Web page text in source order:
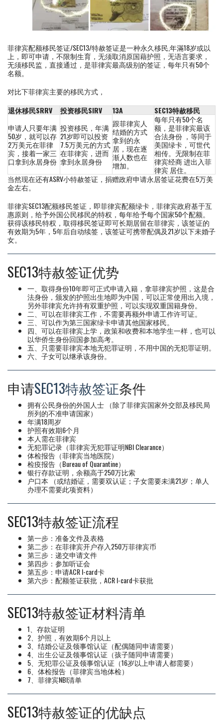
菲律宾配额移民签证/SEC13/特赦签证是一种永久移民,年滿18岁或以
上，即可申请，不限制生育，无须取消原国藉护照，无语言要求，
无须移民监，直接通过，是菲律宾最高级别的签证，每年只有50个
名额。
对比下菲律宾主要的移民方式，
退休移民SRRV
投资移民SIRV 13A
SEC13特赦移民
申请人只要年满
50岁，就可以存
2万美元在菲律
宾，接着一家三
口拿到永居身份
投资移民，年满
21岁即可以投资
7.5万美元的方式
在菲律宾，进而
拿到永居身份
跟菲律宾人
结婚的方式
拿到的永
居，现在逐
渐人数也在
增加。
每年只有50个名
额，是菲律宾最该
合法身份 ，等同于
美国绿卡，可世代
相传。无限制在菲
律宾经商 进出入菲
律宾 居住。
当然现在还有ASRV小特赦签证，捐赠政府申请永居签证花费在5万美
金左右。
菲律宾SEC13配额移民签证，即菲律宾配额绿卡，菲律宾政府基于互
惠原则，给予外国公民移民的特权，每年给予每个国家50个配额。
获得该移民特权，取得移民签证即可长期居留在菲律宾，该签证的
有效期为5年，5年后自动续签，该签证可携带配偶及21岁以下未婚子
女。
SEC13特赦签证优势
一、取得身份10年即可正式申请入籍，拿菲律宾护照，这是合
法身份，颁发的护照出生地即为中国，可以正常使用出入境，
另外菲律宾允许持有双重护照，可以实现双重国籍身份。
二、可以在菲律宾工作，不需要再额外申请工作许可证。
三、可以作为第三国家绿卡申请其他国家移民。
四、可以在菲律宾上学，政策和收费和本地学生一样，也可以
以华侨生身份回国参加高考。
五、只需要菲律宾本地无犯罪证明，不用中国的无犯罪证明。
六、子女可以继承该身份。
申请SEC13特赦签证条件
拥有公民身份的外国人士 （除了菲律宾国家外交部及移民局
所列的不准申请国家）
年满18周岁
护照有效期6个月
本人需在菲律宾
无犯罪记录（菲律宾无犯罪证明NBI Clearance）
体检报告（菲律宾当地医院）
检疫报告（Bureau of Quarantine）
银行存款证明，余额高于250万比索
户口本 （或结婚证，需要双认证；子女需要未满21岁；单人
办理不需要此项资料）
SEC13特赦签证流程
第一步：准备文件及表格
第二步：在菲律宾开户存入250万菲律宾币
第三步：递交申请文件
第四步：参加听证会
第五步：申请ACR I-card卡
第六步：配额签证获批，ACR I-card卡获批
SEC13特赦签证材料清单
1、存款证明
2、护照，有效期6个月以上
3、结婚公证及领事馆认证（配偶随同申请需要）
4、出生公证及领事馆认证（孩子随同申请需要）
5、无犯罪公证及领事馆认证（16岁以上申请人都需要）
6、体检报告（菲律宾当地体检）
7、菲律宾NBI清单
SEC13特赦签证的优缺点